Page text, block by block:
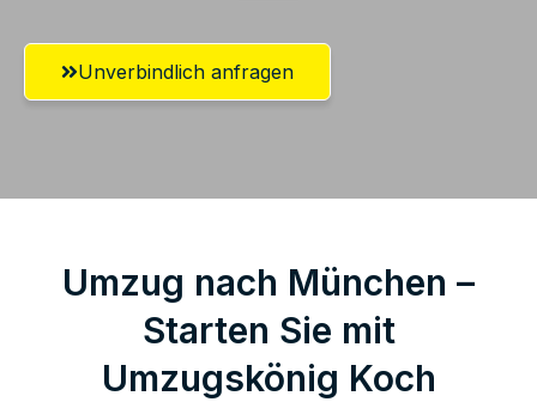
Unverbindlich anfragen
Umzug nach München –
Starten Sie mit
Umzugskönig Koch